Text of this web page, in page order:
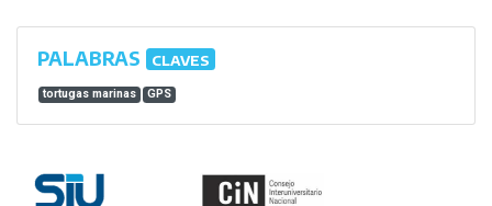
PALABRAS CLAVES
tortugas marinas GPS